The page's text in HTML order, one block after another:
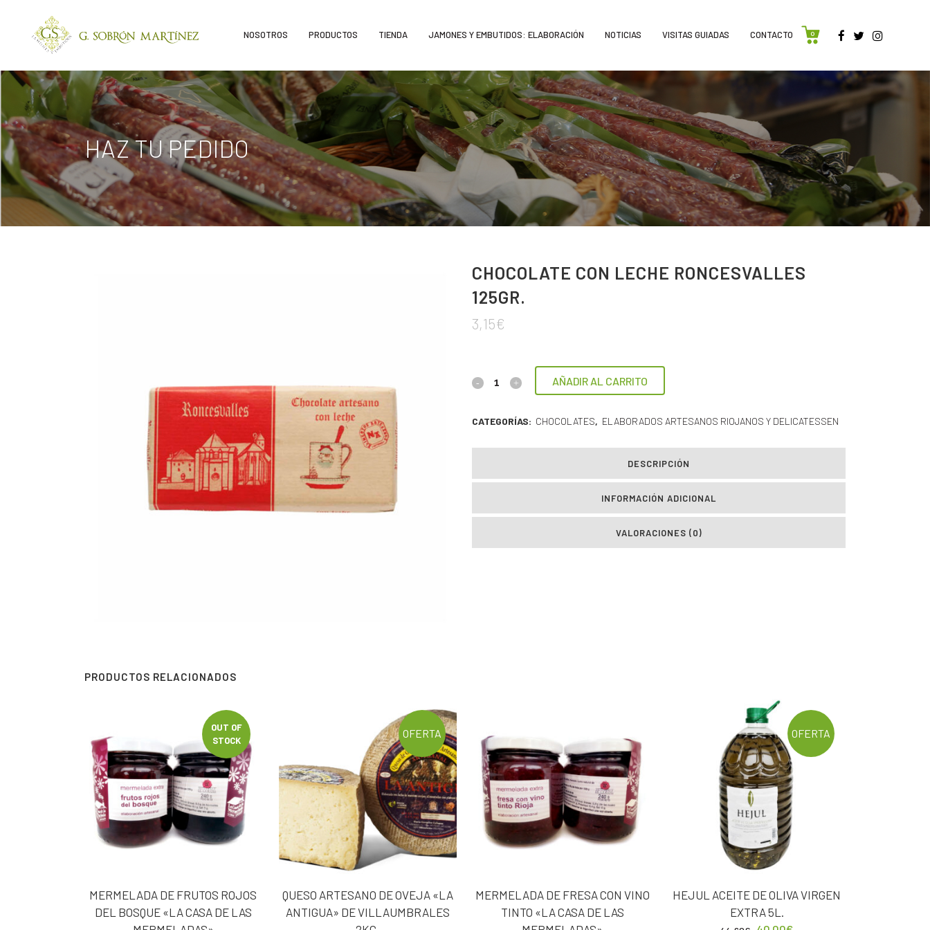
0
NOSOTROS PRODUCTOS TIENDA JAMONES Y EMBUTIDOS: ELABORACIÓN NOTICIAS VISITAS GUIADAS CONTACTO
HAZ TU PEDIDO
CHOCOLATE CON LECHE RONCESVALLES
125GR.
3,15€
AÑADIR AL CARRITO
CATEGORÍAS: CHOCOLATES, ELABORADOS ARTESANOS RIOJANOS Y DELICATESSEN
DESCRIPCIÓN
INFORMACIÓN ADICIONAL
VALORACIONES (0)
PRODUCTOS RELACIONADOS
OUT OF
STOCK
MERMELADA DE FRUTOS ROJOS
DEL BOSQUE «LA CASA DE LAS
OFERTA
QUESO ARTESANO DE OVEJA «LA
ANTIGUA» DE VILLAUMBRALES
MERMELADA DE FRESA CON VINO
TINTO «LA CASA DE LAS
OFERTA
HEJUL ACEITE DE OLIVA VIRGEN
EXTRA 5L.